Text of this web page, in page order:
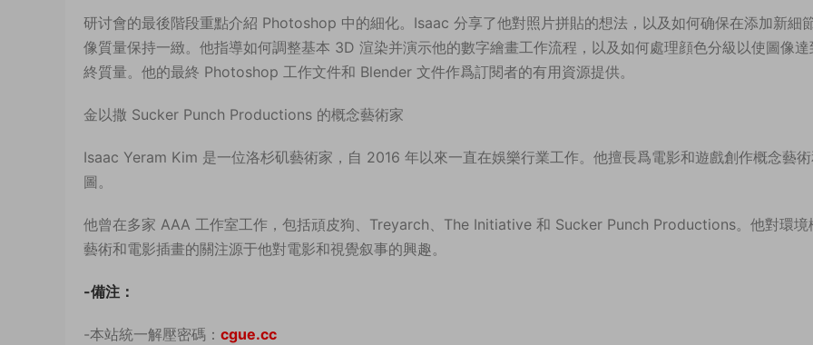
研讨會的最後階段重點介紹 Photoshop 中的細化。Isaac 分享了他對照片拼貼的想法，以及如何确保在添加新細
像質量保持一緻。他指導如何調整基本 3D 渲染并演示他的數字繪畫工作流程，以及如何處理顔色分級以使圖像達
終質量。他的最終 Photoshop 工作文件和 Blender 文件作爲訂閱者的有用資源提供。
金以撒 Sucker Punch Productions 的概念藝術家
Isaac Yeram Kim 是一位洛杉矶藝術家，自 2016 年以來一直在娛樂行業工作。他擅長爲電影和遊戲創作概念藝
圖。
他曾在多家 AAA 工作室工作，包括頑皮狗、Treyarch、The Initiative 和 Sucker Punch Productions。他對環境
藝術和電影插畫的關注源于他對電影和視覺叙事的興趣。
-備注：
-本站統一解壓密碼： cgue.cc